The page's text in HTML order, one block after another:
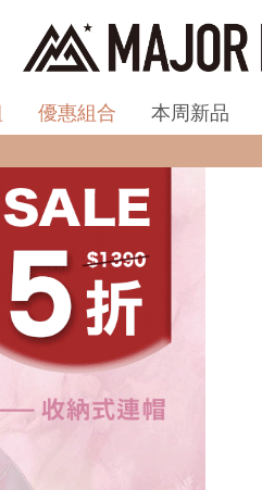
優惠組合 本周新品